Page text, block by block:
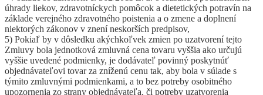
úhrady liekov, zdravotníckych pomôcok a dietetických potravín na
základe verejného zdravotného poistenia a o zmene a doplnení
niektorých zákonov v znení neskorších predpisov,
5) Pokiaľ by v dôsledku akýchkoľvek zmien po uzatvorení tejto
Zmluvy bola jednotková zmluvná cena tovaru vyššia ako určujú
vyššie uvedené podmienky, je dodávateľ povinný poskytnúť
objednávateľovi tovar za zníženú cenu tak, aby bola v súlade s
týmito zmluvnými podmienkami, a to bez potreby osobitného
upozornenia zo strany objednávateľa, či potreby uzatvorenia